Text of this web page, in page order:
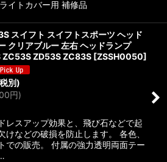
イトカバー用 補修品
スイフト スイフトスポーツ ヘッド
クリアブルー 左右 ヘッドランプ
ZC53S ZD53S ZC83S [ZSSH0050]
別)
円)
レスアップ効果と、飛び石などで起
けなどの破損を防止します。 各色、
での販売。 付属の強力透明両面テー